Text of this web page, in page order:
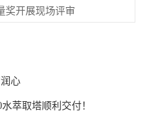
奖开展现场评审
心
萃取塔顺利交付！